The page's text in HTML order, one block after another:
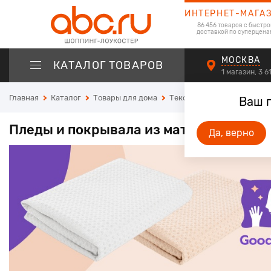
ИНТЕРНЕТ-
86 456 товаров с
доставкой по
КАТАЛОГ ТОВАРОВ
Ваш
Да, верно
МОСКВА
1 магазин, 3
Главная Каталог Товары для дома Текстиль для дома
Пледы и покрывала из материала